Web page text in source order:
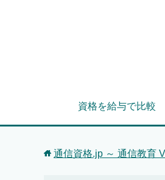
資格を給与で比較
通信資格.jp ～ 通信教育